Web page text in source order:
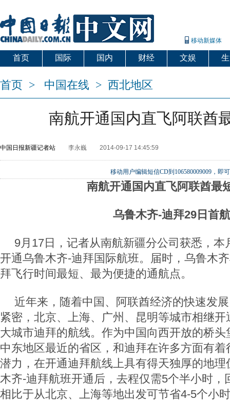
移动新媒体
首页 国际 国内 财经 文娱
首页 > 中国在线 > 西北地区
南航开通国内直飞阿联酋
中国日报新疆记者站 李永巍 2014-09-17 14:45:59
移动用户编辑短信CD到106580009009，即
南航开通国内直飞阿联酋最
乌鲁木齐-迪拜29日首航
9月17日，记者从南航新疆分公司获悉，本
开通乌鲁木齐-迪拜国际航班。届时，乌鲁木
拜飞行时间最短、最为便捷的通航点。
近年来，随着中国、阿联酋经济的快速发
紧密，北京、上海、广州、昆明等城市相继
大城市迪拜的航线。作为中国向西开放的桥
中东地区最近的省区，和迪拜在许多方面有
潜力，在开通迪拜航线上具有得天独厚的地
木齐-迪拜航班开通后，去程仅需5个半小时，
相比于从北京、上海等地出发可节省4-5个小